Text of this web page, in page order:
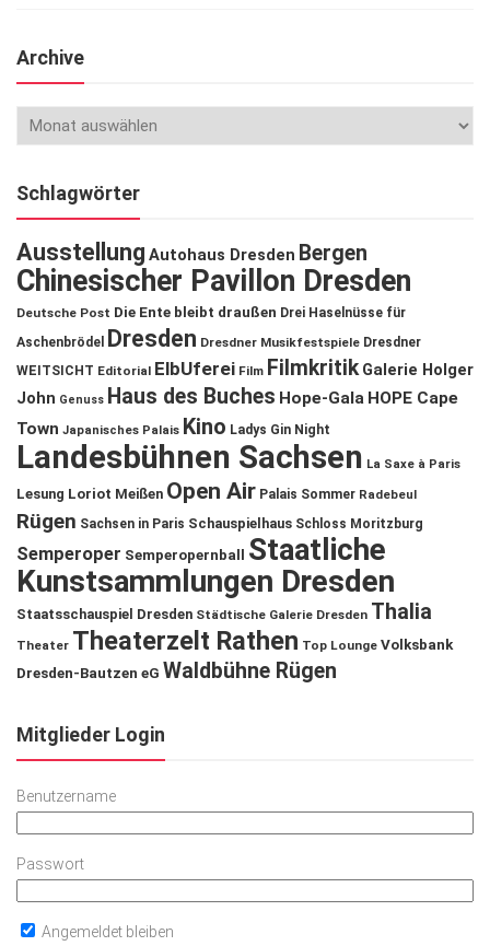
Archive
Schlagwörter
Ausstellung Autohaus Dresden Bergen
Chinesischer Pavillon Dresden
Deutsche Post Die Ente bleibt draußen Drei Haselnüsse für
Aschenbrödel
Dresden Dresdner Musikfestspiele Dresdner
WEITSICHT Editorial ElbUferei Film Filmkritik Galerie Holger
John Genuss Haus des Buches Hope-Gala HOPE Cape
Town Japanisches Palais Kino Ladys Gin Night
Landesbühnen Sachsen La Saxe à Paris
Lesung Loriot Meißen Open Air Palais Sommer Radebeul
Rügen Sachsen in Paris Schauspielhaus Schloss Moritzburg
Semperoper Semperopernball
Staatliche
Kunstsammlungen Dresden
Staatsschauspiel Dresden Städtische Galerie Dresden Thalia
Theater Theaterzelt Rathen Top Lounge Volksbank
Dresden-Bautzen eG Waldbühne Rügen
Mitglieder Login
Benutzername
Passwort
Angemeldet bleiben